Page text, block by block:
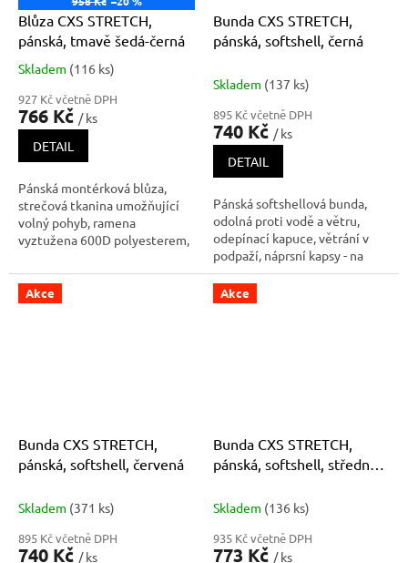
Blůza CXS STRETCH,
pánská, tmavě šedá-černá
Průměrné
produktu
je
4,0
hvězdiček.
Skladem (116 ks)
927 Kč včetně DPH
766 Kč / ks
DETAIL
Pánská montérková blůza,
strečová tkanina umožňující
volný pohyb, ramena
vyztužena 600D polyesterem,
manžetou, kapsička s klopou
na levém rukávu, kryté
Bunda CXS STRETCH,
pánská, softshell, černá
Skladem (137 ks)
895 Kč včetně DPH
740 Kč / ks
DETAIL
Pánská softshellová bunda,
odolná proti vodě a větru,
odepínací kapuce, větrání v
podpaží, náprsní kapsy - na
druk a zip, boční kapsy na zip,
vnitřní manžety v rukávech,
stahování v dolním okraji,
Akce
Bunda CXS STRETCH,
pánská, softshell, červená
Skladem (371 ks)
895 Kč včetně DPH
740 Kč / ks
Akce
Bunda CXS STRETCH,
pánská, softshell, středně
Skladem (136 ks)
935 Kč včetně DPH
773 Kč / ks